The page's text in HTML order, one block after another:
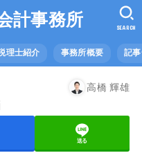
計事務所
理士紹介 事務所概要 記
SEARCH
高橋 輝雄
送る